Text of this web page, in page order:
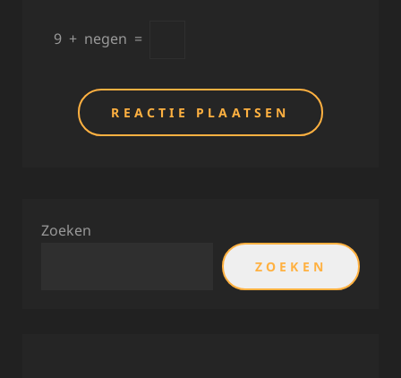
9 + negen =
Zoeken
ZOEKEN